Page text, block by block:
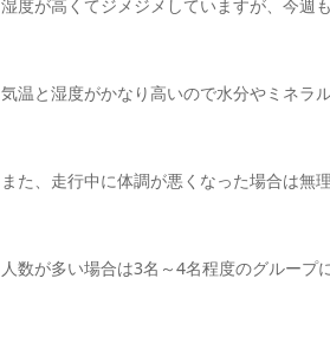
湿度が高くてジメジメしていますが、今週
気温と湿度がかなり高いので水分やミネラ
また、走行中に体調が悪くなった場合は無
人数が多い場合は3名～4名程度のグループ